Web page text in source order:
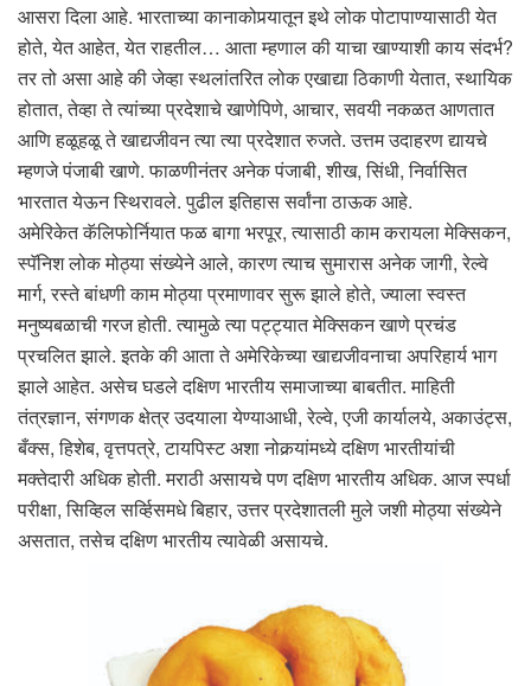
आसरा दिला आहे. भारताच्या कानाकोपर्‍यातून इथे लोक पोटापाण्यासाठी येत
होते, येत आहेत, येत राहतील… आता म्हणाल की याचा खाण्याशी काय संदर्भ?
तर तो असा आहे की जेव्हा स्थलांतरित लोक एखाद्या ठिकाणी येतात, स्थायिक
होतात, तेव्हा ते त्यांच्या प्रदेशाचे खाणेपिणे, आचार, सवयी नकळत आणतात
आणि हळूहळू ते खाद्यजीवन त्या त्या प्रदेशात रुजते. उत्तम उदाहरण द्यायचे
म्हणजे पंजाबी खाणे. फाळणीनंतर अनेक पंजाबी, शीख, सिंधी, निर्वासित
भारतात येऊन स्थिरावले. पुढील इतिहास सर्वांना ठाऊक आहे.
अमेरिकेत कॅलिफोर्नियात फळ बागा भरपूर, त्यासाठी काम करायला मेक्सिकन,
स्पॅनिश लोक मोठ्या संख्येने आले, कारण त्याच सुमारास अनेक जागी, रेल्वे
मार्ग, रस्ते बांधणी काम मोठ्या प्रमाणावर सुरू झाले होते, ज्याला स्वस्त
मनुष्यबळाची गरज होती. त्यामुळे त्या पट्ट्यात मेक्सिकन खाणे प्रचंड
प्रचलित झाले. इतके की आता ते अमेरिकेच्या खाद्यजीवनाचा अपरिहार्य भाग
झाले आहेत. असेच घडले दक्षिण भारतीय समाजाच्या बाबतीत. माहिती
तंत्रज्ञान, संगणक क्षेत्र उदयाला येण्याआधी, रेल्वे, एजी कार्यालये, अकाउंट्स,
बँक्स, हिशेब, वृत्तपत्रे, टायपिस्ट अशा नोकर्‍यांमध्ये दक्षिण भारतीयांची
मक्तेदारी अधिक होती. मराठी असायचे पण दक्षिण भारतीय अधिक. आज स्पर्धा
परीक्षा, सिव्हिल सर्व्हिसमधे बिहार, उत्तर प्रदेशातली मुले जशी मोठ्या संख्येने
असतात, तसेच दक्षिण भारतीय त्यावेळी असायचे.